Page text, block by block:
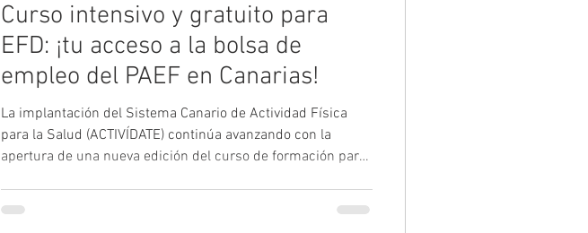
Curso intensivo y gratuito para
EFD: ¡tu acceso a la bolsa de
empleo del PAEF en Canarias!
La implantación del Sistema Canario de Actividad Física
para la Salud (ACTIVÍDATE) continúa avanzando con la
apertura de una nueva edición del curso de formación para